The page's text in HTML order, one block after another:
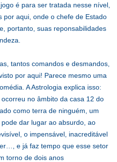
é para ser tratada nesse nível,
por aqui, onde o chefe de Estado
portanto, suas reponsabilidades
tantos comandos e desmandos,
por aqui! Parece mesmo uma
A Astrologia explica isso:
no âmbito da casa 12 do
como terra de ninguém, um
dar lugar ao absurdo, ao
o impensável, inacreditável
e já faz tempo que esse setor
torno de dois anos